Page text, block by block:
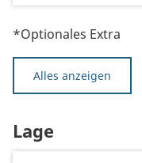
*Optionales Extra
Alles anzeigen
Lage